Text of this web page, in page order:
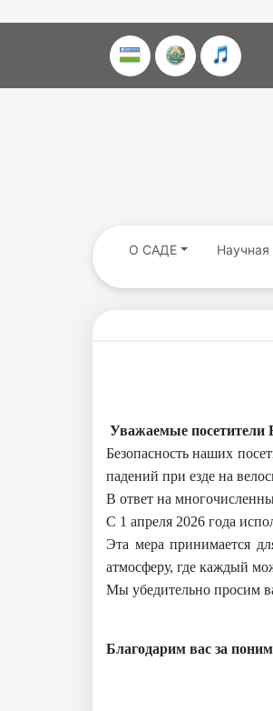
О САДЕ Научная
Уважаемые посетители
Безопасность наших
падений при езде на
В ответ на
С 1 апреля 2026 года
Эта мера принимается
атмосферу, где каждый
Мы убедительно просим
Благодарим вас за
Akademiklar